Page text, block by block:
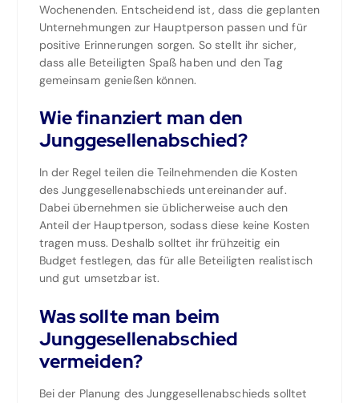
Wochenenden. Entscheidend ist, dass die geplanten
Unternehmungen zur Hauptperson passen und für
positive Erinnerungen sorgen. So stellt ihr sicher,
dass alle Beteiligten Spaß haben und den Tag
gemeinsam genießen können.
Wie finanziert man den
Junggesellenabschied?
In der Regel teilen die Teilnehmenden die Kosten
des Junggesellenabschieds untereinander auf.
Dabei übernehmen sie üblicherweise auch den
Anteil der Hauptperson, sodass diese keine Kosten
tragen muss. Deshalb solltet ihr frühzeitig ein
Budget festlegen, das für alle Beteiligten realistisch
und gut umsetzbar ist.
Was sollte man beim
Junggesellenabschied
vermeiden?
Bei der Planung des Junggesellenabschieds solltet